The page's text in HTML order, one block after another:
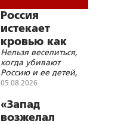
Россия
истекает
кровью как
жертвенное
животное?
Нельзя веселиться,
когда убивают
Россию и ее детей,
нельзя хохотать,
Христа
05.08.2026
«Запад
возжелал